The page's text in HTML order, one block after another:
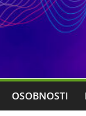
OSOBNOSTI